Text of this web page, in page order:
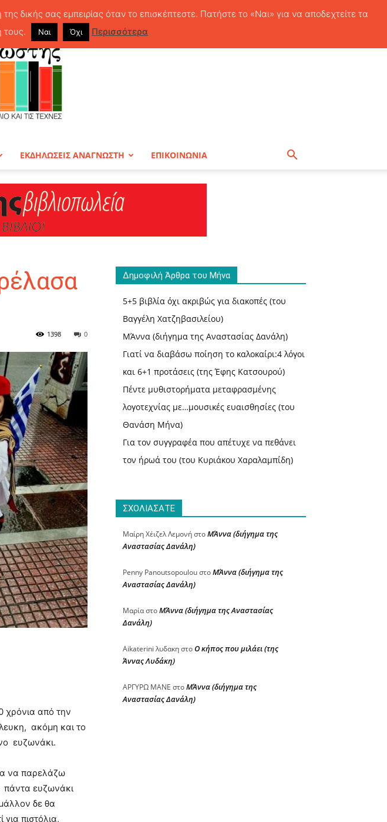
Σάββατο, 8 Αυγούστου, 2026
ΕΚΔΗΛΩΣΕΙΣ ΑΝΑΓΝΩΣΤΗ ΕΠΙΚΟΙΝΩΝΙΑ
0
1398
από την
ακόμη και το
ευζωνάκι.
να παρελάζω
πάντα ευζωνάκι
δε θα
πιστόλια,
Δημοφιλή Άρθρα του Μήνα
5+5 βιβλία όχι ακριβώς για διακοπές (του
Βαγγέλη Χατζηβασιλείου)
ΜΆννα (διήγημα της Αναστασίας Δανάλη)
Γιατί να διαβάσω ποίηση το καλοκαίρι:4 λόγοι
και 6+1 προτάσεις (της Έφης Κατσουρού)
Πέντε μυθιστορήματα μεταφρασμένης
λογοτεχνίας με…μουσικές ευαισθησίες (του
Θανάση Μήνα)
Για τον συγγραφέα που απέτυχε να πεθάνει
τον ήρωά του (του Κυριάκου Χαραλαμπίδη)
ΣΧΟΛΙΑΣΑΤΕ
Μαίρη Χέιζελ ΛεμονήστοΜΆννα (διήγημα της
Αναστασίας Δανάλη)
Penny PanoutsopoulouστοΜΆννα (διήγημα της
Αναστασίας Δανάλη)
ΜαρίαστοΜΆννα (διήγημα της Αναστασίας
Δανάλη)
Aikaterini λυδακηστοΟ κήπος που μιλάει (της
Άννας Λυδάκη)
ΑΡΓΥΡΩ ΜΑΝΕ στοΜΆννα (διήγημα της
Αναστασίας Δανάλη)
δικής σας εμπειρίας όταν το επισκέπτεστε. Πατήστε το «Ναι» για να αποδεχτείτε τα
τους.
Ναι Όχι Περισσότερα